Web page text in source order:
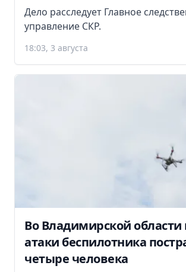
Дело расследует Главное
управление СКР.
18:03, 3 августа
Во Владимирской области
атаки беспилотника
четыре человека